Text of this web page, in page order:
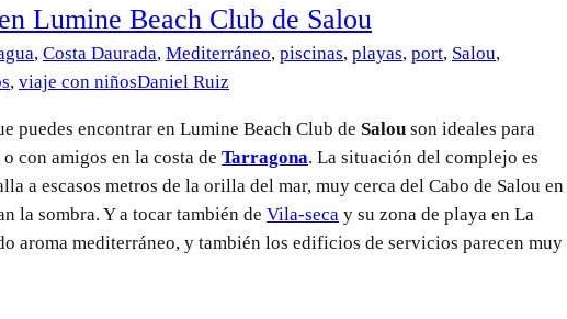
Lumine Beach Club de Salou
, Costa Daurada, Mediterráneo, piscinas, playas, port, Salou,
, viaje con niñosDaniel Ruiz
puedes encontrar en Lumine Beach Club de Salou son ideales para
con amigos en la costa de Tarragona. La situación del complejo es
a escasos metros de la orilla del mar, muy cerca del Cabo de Salou en
la sombra. Y a tocar también de Vila-seca y su zona de playa en La
aroma mediterráneo, y también los edificios de servicios parecen muy